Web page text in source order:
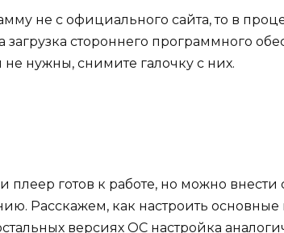
не с официального сайта, то в
стороннего программного
нужны, снимите галочку с них.
плеер готов к работе, но можно
Расскажем, как настроить
версиях ОС настройка